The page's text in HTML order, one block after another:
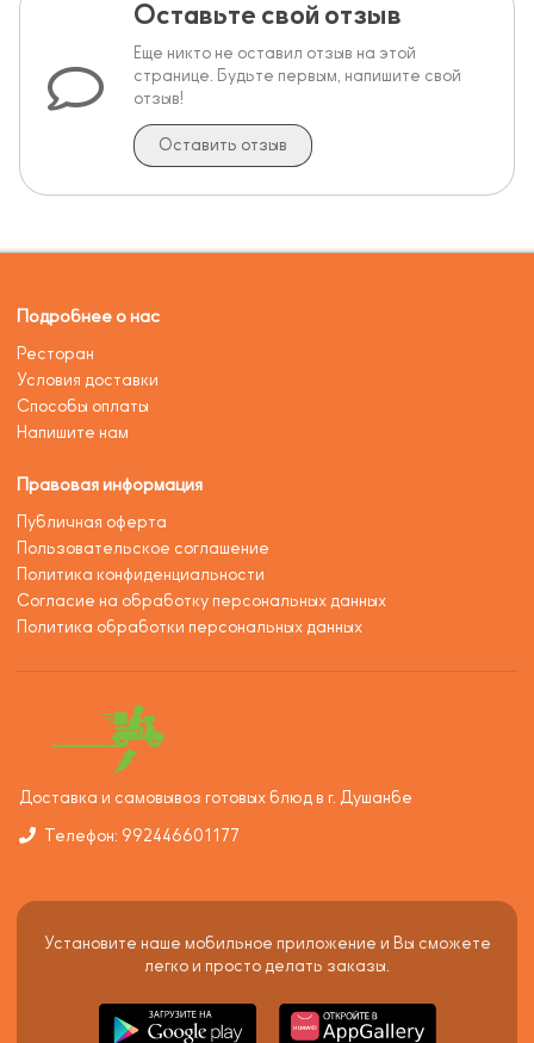
Оставьте свой отзыв
Еще никто не оставил отзыв на этой
странице. Будьте первым, напишите свой
отзыв!
Оставить отзыв
Подробнее о нас
Ресторан
Условия доставки
Способы оплаты
Напишите нам
Правовая информация
Публичная оферта
Пользовательское соглашение
Политика конфиденциальности
Согласие на обработку персональных данных
Политика обработки персональных данных
Доставка и самовывоз готовых блюд в г. Душанбе
Телефон: 992446601177
Установите наше мобильное приложение и Вы сможете
легко и просто делать заказы.